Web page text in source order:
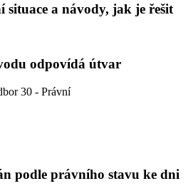
situace a návody, jak je řešit
odpovídá útvar
30 - Právní
podle právního stavu ke dni